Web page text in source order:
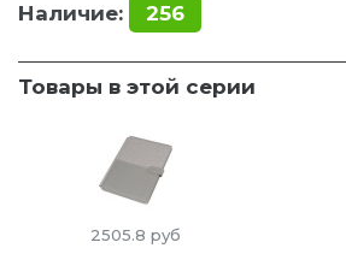
Наличие: 256
Товары в этой серии
2505.8 руб